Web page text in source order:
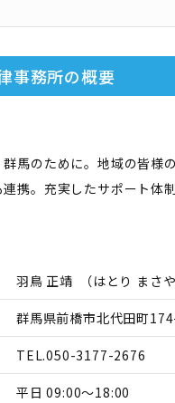
事務所の概要
馬のために。地域の皆様
携。充実したサポート体
羽鳥 正靖 （はとり まさ
群馬県前橋市北代田町
TEL.050-3177-2676
平日 09:00～18:00